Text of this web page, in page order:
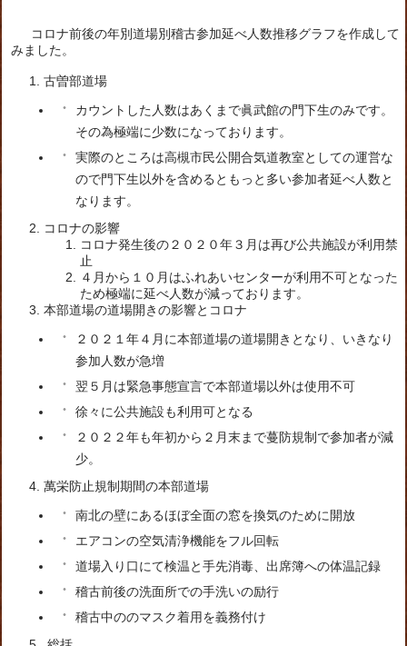
コロナ前後の年別道場別稽古参加延べ人数推移グラフを作成して
みました。
古曽部道場
カウントした人数はあくまで眞武館の門下生のみです。
その為極端に少数になっております。
実際のところは高槻市民公開合気道教室としての運営な
ので門下生以外を含めるともっと多い参加者延べ人数と
なります。
コロナの影響
コロナ発生後の２０２０年３月は再び公共施設が利用禁
止
４月から１０月はふれあいセンターが利用不可となった
ため極端に延べ人数が減っております。
本部道場の道場開きの影響とコロナ
２０２１年４月に本部道場の道場開きとなり、いきなり
参加人数が急増
翌５月は緊急事態宣言で本部道場以外は使用不可
徐々に公共施設も利用可となる
２０２２年も年初から２月末まで蔓防規制で参加者が減
少。
萬栄防止規制期間の本部道場
南北の壁にあるほぼ全面の窓を換気のために開放
エアコンの空気清浄機能をフル回転
道場入り口にて検温と手先消毒、出席簿への体温記録
稽古前後の洗面所での手洗いの励行
稽古中ののマスク着用を義務付け